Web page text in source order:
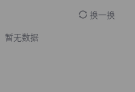
换一换
暂无数据